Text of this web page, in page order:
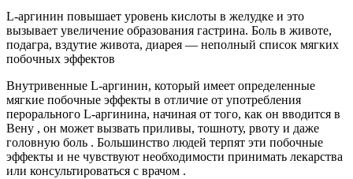
L-аргинин повышает уровень кислоты в желудке и это
вызывает увеличение образования гастрина. Боль в животе,
подагра, вздутие живота, диарея — неполный список мягких
побочных эффектов
Внутривенные L-аргинин, который имеет определенные
мягкие побочные эффекты в отличие от употребления
перорального L-аргинина, начиная от того, как он вводится в
Вену , он может вызвать приливы, тошноту, рвоту и даже
головную боль . Большинство людей терпят эти побочные
эффекты и не чувствуют необходимости принимать лекарства
или консультироваться с врачом .